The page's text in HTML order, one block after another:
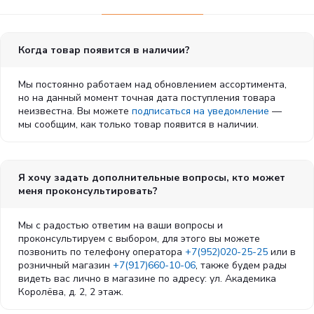
Когда товар появится в наличии?
Мы постоянно работаем над обновлением ассортимента,
но на данный момент точная дата поступления товара
неизвестна. Вы можете подписаться на уведомление —
мы сообщим, как только товар появится в наличии.
Я хочу задать дополнительные вопросы, кто может
меня проконсультировать?
Мы с радостью ответим на ваши вопросы и
проконсультируем с выбором, для этого вы можете
позвонить по телефону оператора +7(952)020-25-25 или в
розничный магазин +7(917)660-10-06, также будем рады
видеть вас лично в магазине по адресу: ул. Академика
Королёва, д. 2, 2 этаж.